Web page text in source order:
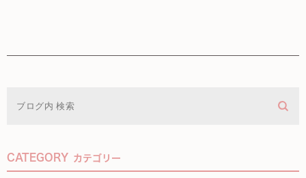
CATEGORY カテゴリー